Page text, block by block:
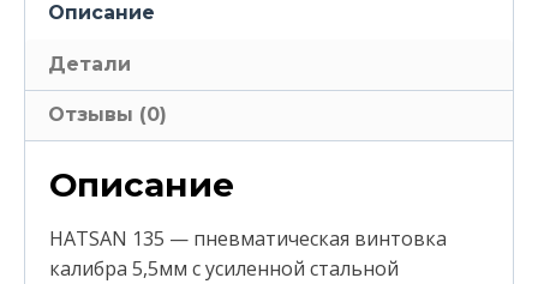
Описание
Детали
Отзывы (0)
Описание
HATSAN 135 — пневматическая винтовка
калибра 5,5мм с усиленной стальной